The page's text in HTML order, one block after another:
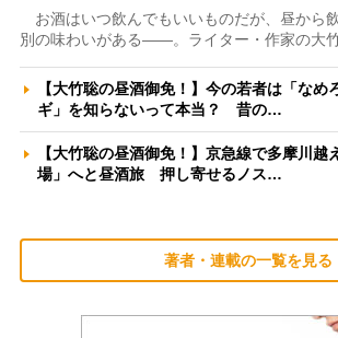
お酒はいつ飲んでもいいものだが、昼から
別の味わいがある――。ライター・作家の大
【大竹聡の昼酒御免！】今の若者は「なめ
ギ」を知らないって本当？ 昔の…
【大竹聡の昼酒御免！】京急線で多摩川越
場」へと昼酒旅 押し寄せるノス…
著者・連載の一覧を見る